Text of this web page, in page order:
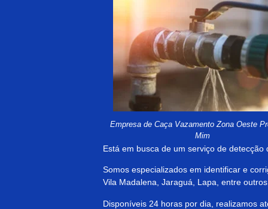
Empresa de Caça Vazamento Zona Oeste
Mim
Está em busca de um serviço de detecção
Somos especializados em identificar e
Vila Madalena, Jaraguá, Lapa, entre
Disponíveis 24 horas por dia, realizamos